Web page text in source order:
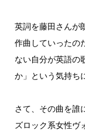
英詞を藤田さんが
作曲していったの
ない自分が英語の
か」という気持ち
さて、その曲を誰
ズロック系女性ヴ